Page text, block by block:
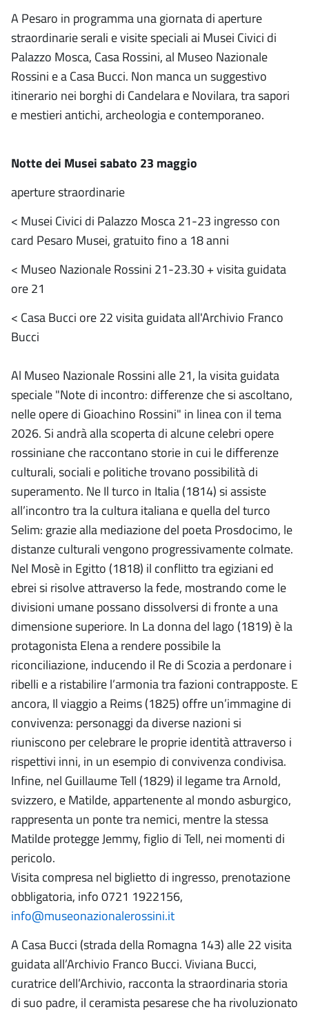
A Pesaro in programma una giornata di aperture
straordinarie serali e visite speciali ai Musei Civici di
Palazzo Mosca, Casa Rossini, al Museo Nazionale
Rossini e a Casa Bucci. Non manca un suggestivo
itinerario nei borghi di Candelara e Novilara, tra sapori
e mestieri antichi, archeologia e contemporaneo.
Notte dei Musei sabato 23 maggio
aperture straordinarie
< Musei Civici di Palazzo Mosca 21-23 ingresso con
card Pesaro Musei, gratuito fino a 18 anni
< Museo Nazionale Rossini 21-23.30 + visita guidata
ore 21
< Casa Bucci ore 22 visita guidata all'Archivio Franco
Bucci
Al Museo Nazionale Rossini alle 21, la visita guidata
speciale "Note di incontro: differenze che si ascoltano,
nelle opere di Gioachino Rossini" in linea con il tema
2026. Si andrà alla scoperta di alcune celebri opere
rossiniane che raccontano storie in cui le differenze
culturali, sociali e politiche trovano possibilità di
superamento. Ne Il turco in Italia (1814) si assiste
all’incontro tra la cultura italiana e quella del turco
Selim: grazie alla mediazione del poeta Prosdocimo, le
distanze culturali vengono progressivamente colmate.
Nel Mosè in Egitto (1818) il conflitto tra egiziani ed
ebrei si risolve attraverso la fede, mostrando come le
divisioni umane possano dissolversi di fronte a una
dimensione superiore. In La donna del lago (1819) è la
protagonista Elena a rendere possibile la
riconciliazione, inducendo il Re di Scozia a perdonare i
ribelli e a ristabilire l’armonia tra fazioni contrapposte. E
ancora, Il viaggio a Reims (1825) offre un’immagine di
convivenza: personaggi da diverse nazioni si
riuniscono per celebrare le proprie identità attraverso i
rispettivi inni, in un esempio di convivenza condivisa.
Infine, nel Guillaume Tell (1829) il legame tra Arnold,
svizzero, e Matilde, appartenente al mondo asburgico,
rappresenta un ponte tra nemici, mentre la stessa
Matilde protegge Jemmy, figlio di Tell, nei momenti di
pericolo.
Visita compresa nel biglietto di ingresso, prenotazione
obbligatoria, info 0721 1922156,
info@museonazionalerossini.it
A Casa Bucci (strada della Romagna 143) alle 22 visita
guidata all’Archivio Franco Bucci. Viviana Bucci,
curatrice dell’Archivio, racconta la straordinaria storia
di suo padre, il ceramista pesarese che ha rivoluzionato